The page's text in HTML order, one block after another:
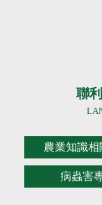
聯
農業知識相
病蟲害